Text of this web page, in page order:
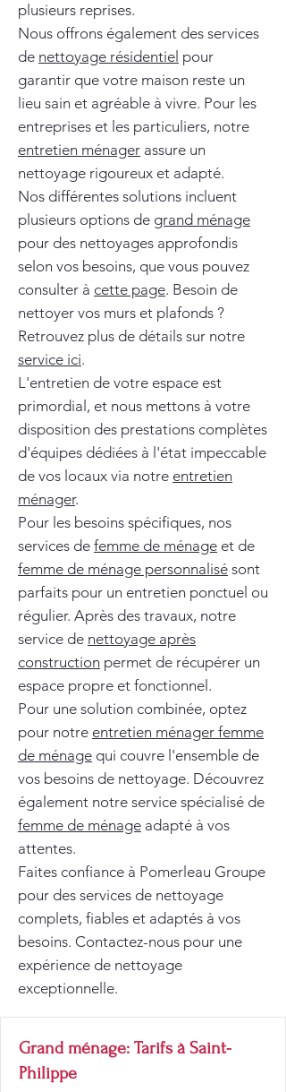
plusieurs reprises.
Nous offrons également des services
de nettoyage résidentiel pour
garantir que votre maison reste un
lieu sain et agréable à vivre. Pour les
entreprises et les particuliers, notre
entretien ménager assure un
nettoyage rigoureux et adapté.
Nos différentes solutions incluent
plusieurs options de grand ménage
pour des nettoyages approfondis
selon vos besoins, que vous pouvez
consulter à cette page. Besoin de
nettoyer vos murs et plafonds ?
Retrouvez plus de détails sur notre
service ici.
L'entretien de votre espace est
primordial, et nous mettons à votre
disposition des prestations complètes
d'équipes dédiées à l'état impeccable
de vos locaux via notre entretien
ménager.
Pour les besoins spécifiques, nos
services de femme de ménage et de
femme de ménage personnalisé sont
parfaits pour un entretien ponctuel ou
régulier. Après des travaux, notre
service de nettoyage après
construction permet de récupérer un
espace propre et fonctionnel.
Pour une solution combinée, optez
pour notre entretien ménager femme
de ménage qui couvre l'ensemble de
vos besoins de nettoyage. Découvrez
également notre service spécialisé de
femme de ménage adapté à vos
attentes.
Faites confiance à Pomerleau Groupe
pour des services de nettoyage
complets, fiables et adaptés à vos
besoins. Contactez-nous pour une
expérience de nettoyage
exceptionnelle.
Grand ménage: Tarifs à Saint-
Philippe